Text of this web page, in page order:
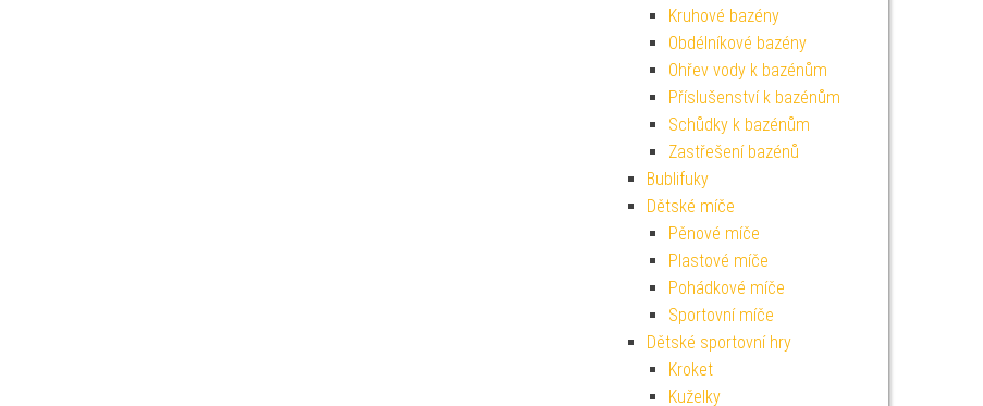
Kruhové bazény
Obdélníkové bazény
Ohřev vody k bazénům
Příslušenství k bazénům
Schůdky k bazénům
Zastřešení bazénů
Bublifuky
Dětské míče
Pěnové míče
Plastové míče
Pohádkové míče
Sportovní míče
Dětské sportovní hry
Kroket
Kuželky